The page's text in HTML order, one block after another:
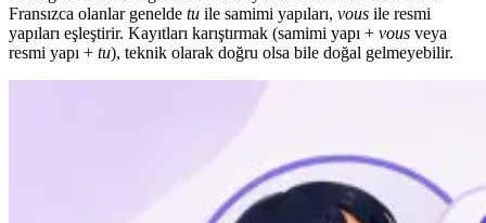
Fransızca olanlar genelde tu ile samimi yapıları, vous ile resmi
yapıları eşleştirir. Kayıtları karıştırmak (samimi yapı + vous veya
resmi yapı + tu), teknik olarak doğru olsa bile doğal gelmeyebilir.